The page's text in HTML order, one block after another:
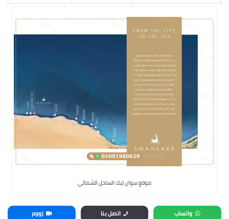
موقع سوان ليك الساحل الشمالي
واتساب اتصل بنا زووم